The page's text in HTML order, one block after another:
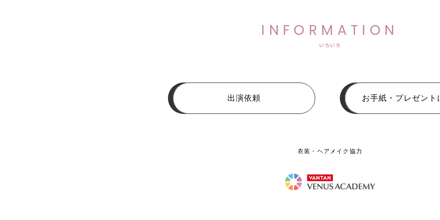
INFORMATION
いろいろ
出演依頼 お手紙・プレゼント
衣装・ヘアメイク協力